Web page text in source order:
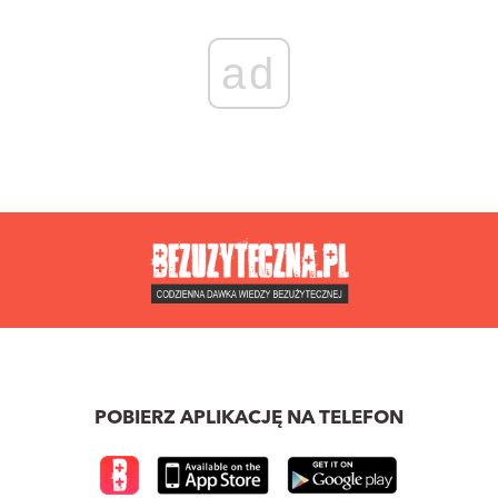
ad
POBIERZ APLIKACJĘ NA TELEFON